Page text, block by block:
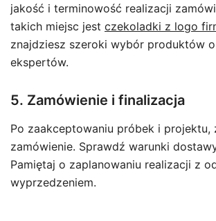
jakość i terminowość realizacji
takich miejsc jest czekoladki z logo
znajdziesz szeroki wybór produktów
ekspertów.
5. Zamówienie i finalizacja
Po zaakceptowaniu próbek i projektu,
zamówienie. Sprawdź warunki
Pamiętaj o zaplanowaniu realizacji z
wyprzedzeniem.